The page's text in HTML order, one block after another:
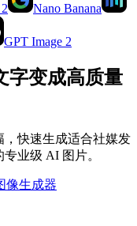
Nano Banana
GPT Image 2
字变成高质量
，快速生成适合社媒发
业级 AI 图片。
像生成器